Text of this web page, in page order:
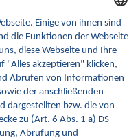
erweitern wir
von INA.